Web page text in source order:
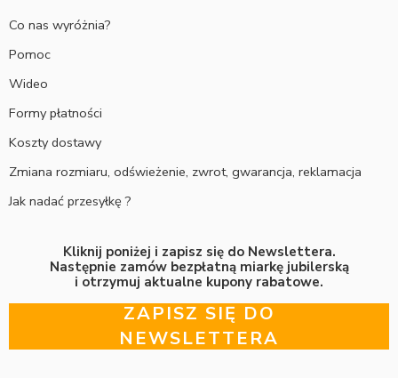
Co nas wyróżnia?
Pomoc
Wideo
Formy płatności
Koszty dostawy
Zmiana rozmiaru, odświeżenie, zwrot, gwarancja, reklamacja
Jak nadać przesyłkę ?
Kliknij poniżej i zapisz się do Newslettera.
Następnie zamów bezpłatną miarkę jubilerską
i otrzymuj aktualne kupony rabatowe.
ZAPISZ SIĘ DO
NEWSLETTERA